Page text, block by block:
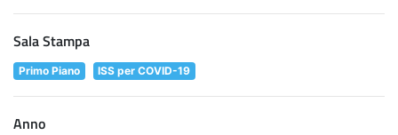
Sala Stampa
Primo Piano ISS per COVID-19
Anno